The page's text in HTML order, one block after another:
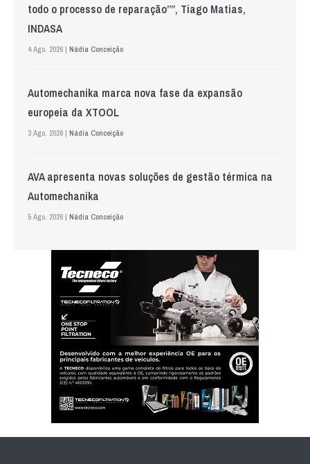
todo o processo de reparação””, Tiago Matias,
INDASA
4 Ago. 2026 | Nádia Conceição
Automechanika marca nova fase da expansão
europeia da XTOOL
3 Ago. 2026 | Nádia Conceição
AVA apresenta novas soluções de gestão térmica na
Automechanika
5 Ago. 2026 | Nádia Conceição